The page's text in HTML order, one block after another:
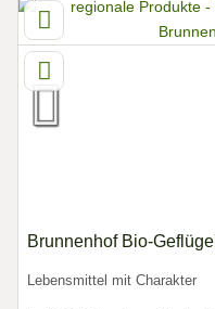
Brunnenhof Bio-Geflügel
Lebensmittel mit Charakter